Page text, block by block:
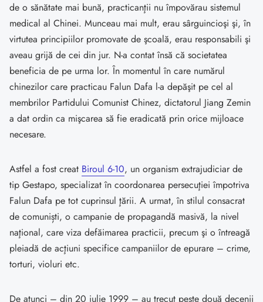
de o sănătate mai bună, practicanţii nu împovărau sistemul
medical al Chinei. Munceau mai mult, erau sârguincioşi şi, în
virtutea principiilor promovate de şcoală, erau responsabili şi
aveau grijă de cei din jur. N-a contat însă că societatea
beneficia de pe urma lor. În momentul în care numărul
chinezilor care practicau Falun Dafa l-a depăşit pe cel al
membrilor Partidului Comunist Chinez, dictatorul Jiang Zemin
a dat ordin ca mişcarea să fie eradicată prin orice mijloace
necesare.
Astfel a fost creat Biroul 6-10, un organism extrajudiciar de
tip Gestapo, specializat în coordonarea persecuţiei împotriva
Falun Dafa pe tot cuprinsul ţării. A urmat, în stilul consacrat
de comuniști, o campanie de propagandă masivă, la nivel
naţional, care viza defăimarea practicii, precum şi o întreagă
pleiadă de acţiuni specifice campaniilor de epurare – crime,
torturi, violuri etc.
De atunci – din 20 iulie 1999 – au trecut peste două decenii